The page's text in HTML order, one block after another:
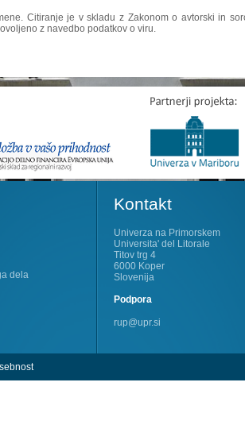
Citiranje je v skladu z Zakonom o avtorski in
z navedbo podatkov o viru.
dela
Kontakt
Univerza na Primorskem
Universita' del Litorale
Titov trg 4
6000 Koper
Slovenija
Podpora
rup@upr.si